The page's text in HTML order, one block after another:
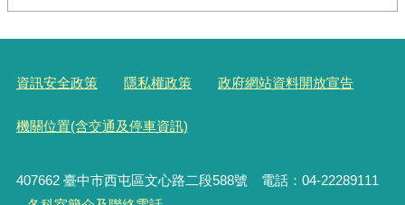
資訊安全政策 隱私權政策 政府網站資料開放宣告
機關位置(含交通及停車資訊)
407662 臺中市西屯區文心路二段588號 電話：04-22289111